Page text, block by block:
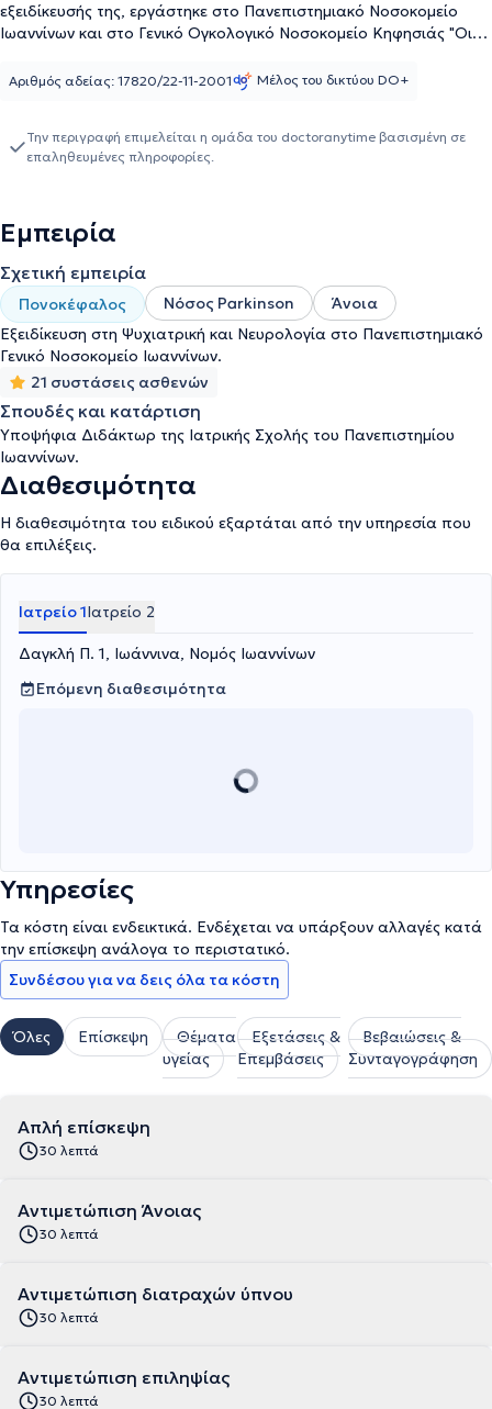
εξειδίκευσής της, εργάστηκε στο Πανεπιστημιακό Νοσοκομείο
Ιωαννίνων και στο Γενικό Ογκολογικό Νοσοκομείο Κηφησιάς "Οι
Νευρολογικού Ιατρείου στο πολυιατρείο "Ιατρική Ηπείρου", ενώ
ενεργητικό της δημοσιεύσεις σε επιστημονικά περιοδικά, ενώ στο
πλαίσιο της αέναης εξέλιξης της ως επιστήμονας, έχει
Αριθμός αδείας: 17820/22-11-2001 Μέλος του δικτύου DO+
Την περιγραφή επιμελείται η ομάδα του doctoranytime βασισμένη σε
επαληθευμένες πληροφορίες.
Εμπειρία
Σχετική εμπειρία
Πονοκέφαλος Νόσος Parkinson
Άνοια
Εξειδίκευση στη Ψυχιατρική και Νευρολογία στο Πανεπιστημιακό
Γενικό Νοσοκομείο Ιωαννίνων.
21 συστάσεις ασθενών
Σπουδές και κατάρτιση
Υποψήφια Διδάκτωρ της Ιατρικής Σχολής του Πανεπιστημίου
Ιωαννίνων.
Διαθεσιμότητα
Η διαθεσιμότητα του ειδικού εξαρτάται από την υπηρεσία που
θα επιλέξεις.
Ιατρείο 1Ιατρείο 2
Δαγκλή Π. 1, Ιωάννινα, Νομός Ιωαννίνων
Επόμενη διαθεσιμότητα
Υπηρεσίες
Τα κόστη είναι ενδεικτικά. Ενδέχεται να υπάρξουν αλλαγές κατά
την επίσκεψη ανάλογα το περιστατικό.
Συνδέσου για να δεις όλα τα κόστη
Όλες Επίσκεψη
Θέματα
υγείας
Εξετάσεις &
Επεμβάσεις
Βεβαιώσεις &
Συνταγογράφηση
Απλή επίσκεψη
30 λεπτά
Αντιμετώπιση Άνοιας
30 λεπτά
Αντιμετώπιση διατραχών ύπνου
30 λεπτά
Αντιμετώπιση επιληψίας
30 λεπτά